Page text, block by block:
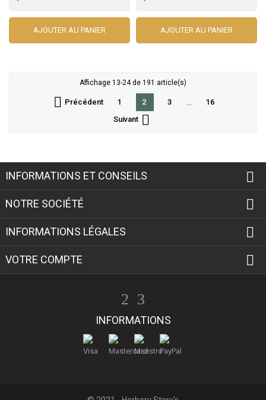
AJOUTER AU PANIER AJOUTER AU PANIER
Affichage 13-24 de 191 article(s)
 Précédent 1 2 3
16
Suivant 
INFORMATIONS ET CONSEILS 
NOTRE SOCIÉTÉ 
INFORMATIONS LÉGALES 
VOTRE COMPTE 
INFORMATIONS